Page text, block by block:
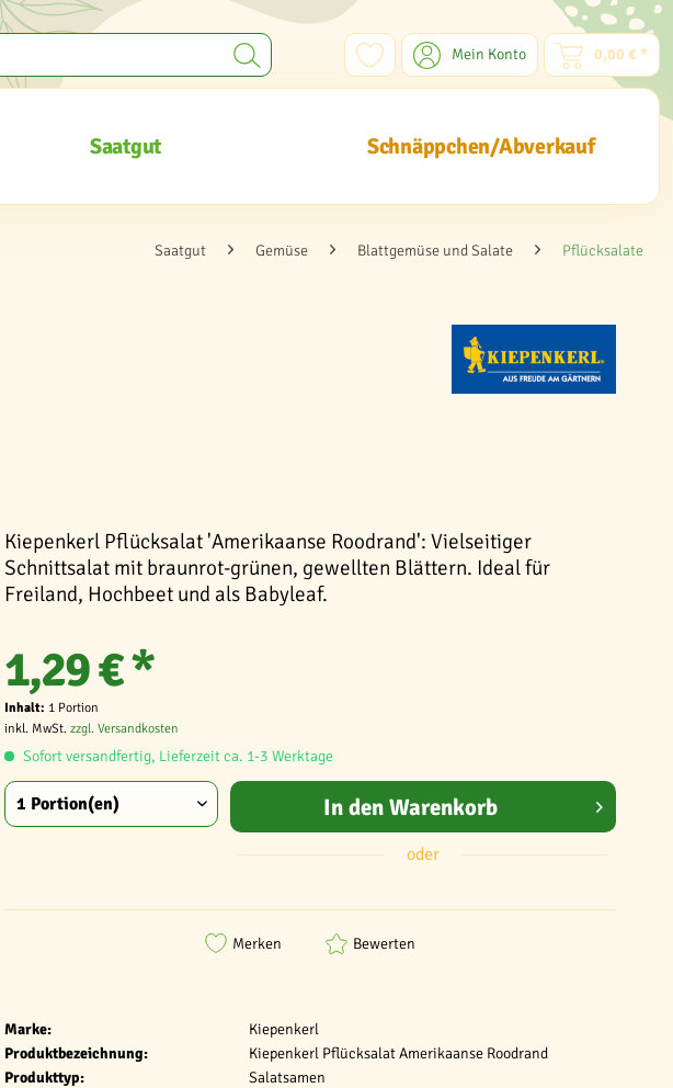
Mein Konto 0,00 € *
Saatgut Schnäppchen/Abverkauf
Saatgut Gemüse Blattgemüse und Salate Pflücksalate
Kiepenkerl Pflücksalat 'Amerikaanse Roodrand': Vielseitiger
Schnittsalat mit braunrot-grünen, gewellten Blättern. Ideal für
Freiland, Hochbeet und als Babyleaf.
Marke:
Kiepenkerl
Produktbezeichnung:
Kiepenkerl Pflücksalat Amerikaanse Roodrand
Produkttyp:
Salatsamen
1,29 € *
Inhalt: 1 Portion
inkl. MwSt. zzgl. Versandkosten
Sofort versandfertig, Lieferzeit ca. 1-3 Werktage
In den Warenkorb
oder
Merken Bewerten